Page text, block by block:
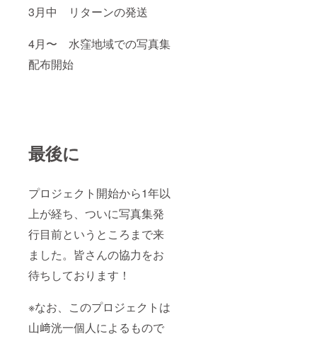
3月中 リターンの発送
4月〜 水窪地域での写真集
配布開始
最後に
プロジェクト開始から1年以
上が経ち、ついに写真集発
行目前というところまで来
ました。皆さんの協力をお
待ちしております！
※なお、このプロジェクトは
山﨑洸一個人によるもので